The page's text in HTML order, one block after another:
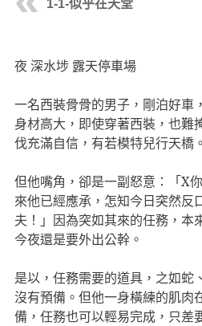
1-1-似乎在天堂
夜 深水埗 露天停車場
一名西裝骨骨的男子，剛泊好車
身材高大，即使穿著西裝，也難
伐充滿自信，有若模特兒行天橋。
但他嘴角，卻是一副怒意：「X
來他已經應承，怎知今日突然反
夫！」因為突如其來的任務，本
今夜還是要外出公幹。
是以，任務需要的道具，之如蛇
沒有預備。但他一身橫練的肌肉
備，任務也可以輕易完成，只差